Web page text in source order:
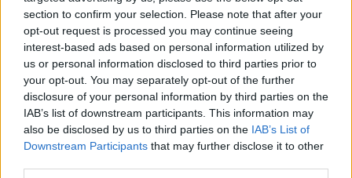
section to confirm your selection. Please note that after your
opt-out request is processed you may continue seeing
interest-based ads based on personal information utilized by
us or personal information disclosed to third parties prior to
your opt-out. You may separately opt-out of the further
disclosure of your personal information by third parties on the
IAB’s list of downstream participants. This information may
also be disclosed by us to third parties on the IAB’s List of
Downstream Participants that may further disclose it to other
nella tarda primavera fino al 1979. Nel 1980 lo
spostamento delle lancette avvenne il 6 aprile ma,
dal 1981 in poi, la domenica di riferimento è sempre
stata l’ultima di marzo e quella per il ritorno della
‘solarità’ l’ultima di ottobre.
SEGUICI SU TWITTER